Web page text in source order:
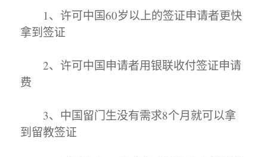
1、许可中国60岁以上的签证申请者更快
拿到签证
2、许可中国申请者用银联收付签证申请
费
3、中国留门生没有需求8个月就可以拿
到留教签证